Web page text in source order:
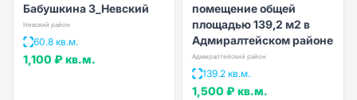
Бабушкина 3_Невский
Невский район
60.8 кв.м.
1,100 ₽ кв.м.
помещение общей
площадью 139,2 м2 в
Адмиралтейском районе
Адмиралтейский район
139.2 кв.м.
1,500 ₽ кв.м.